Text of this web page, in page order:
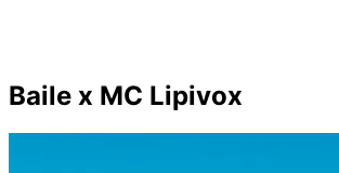
Baile x MC Lipivox